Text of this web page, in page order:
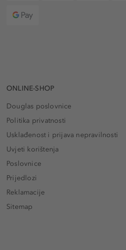
ONLINE-SHOP
Douglas poslovnice
Politika privatnosti
Usklađenost i prijava nepravilnosti
Uvjeti korištenja
Poslovnice
Prijedlozi
Reklamacije
Sitemap